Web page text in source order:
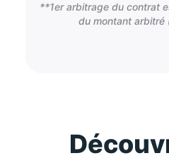
**1er arbitrage du contrat
du montant arbitré